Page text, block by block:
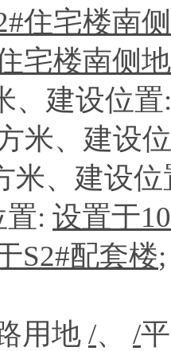
住宅楼南侧
宅楼南侧
、建设位
米、建设
米、建设
: 设置于
S2#配套楼
用地 /、 /